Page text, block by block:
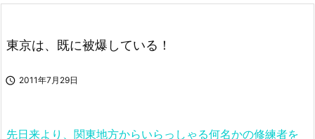
前へ
東京は、既に被爆している！
 2011年7月29日
先日来より、関東地方からいらっしゃる何名かの修練者を